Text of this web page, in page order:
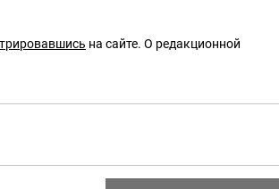
на сайте. О редакционной